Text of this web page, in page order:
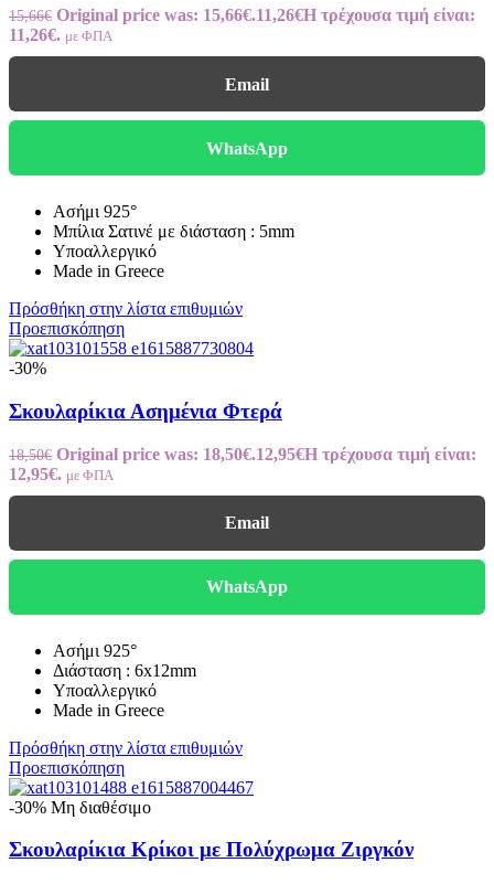
15,66€ Original price was: 15,66€.11,26€Η τρέχουσα τιμή είναι:
11,26€. με ΦΠΑ
Email
WhatsApp
Ασήμι 925°
Μπίλια Σατινέ με διάσταση : 5mm
Υποαλλεργικό
Made in Greece
Πρόσθήκη στην λίστα επιθυμιών
Προεπισκόπηση
-30%
Σκουλαρίκια Ασημένια Φτερά
18,50€ Original price was: 18,50€.12,95€Η τρέχουσα τιμή είναι:
12,95€. με ΦΠΑ
Email
WhatsApp
Ασήμι 925°
Διάσταση : 6x12mm
Υποαλλεργικό
Made in Greece
Πρόσθήκη στην λίστα επιθυμιών
Προεπισκόπηση
-30% Μη διαθέσιμο
Σκουλαρίκια Κρίκοι με Πολύχρωμα Ζιργκόν